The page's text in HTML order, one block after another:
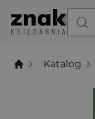
Katalog